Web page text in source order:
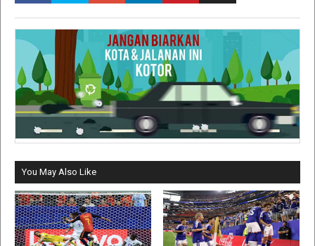
You May Also Like